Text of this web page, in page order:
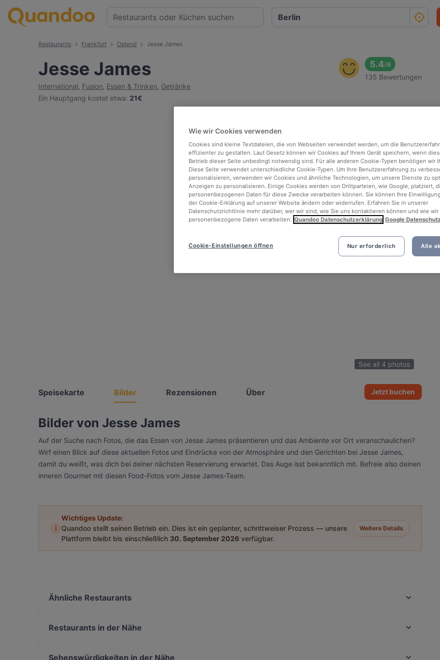
Restaurants Frankfurt Ostend Jesse James
Jesse James
International, Fusion, Essen & Trinken, Getränke
Ein Hauptgang kostet etwa: 21€
5.4/6
135 Bewertungen
See all 4 photos
Speisekarte Bilder Rezensionen Über Jetzt buchen
Bilder von Jesse James
Auf der Suche nach Fotos, die das Essen von Jesse James präsentieren und das Ambiente vor Ort veranschaulichen?
Wirf einen Blick auf diese aktuellen Fotos und Eindrücke von der Atmosphäre und den Gerichten bei Jesse James,
damit du weißt, was dich bei deiner nächsten Reservierung erwartet. Das Auge isst bekanntlich mit. Befreie also deinen
inneren Gourmet mit diesen Food-Fotos vom Jesse James-Team.
i
Wichtiges Update:
Quandoo stellt seinen Betrieb ein. Dies ist ein geplanter, schrittweiser Prozess — unsere
Plattform bleibt bis einschließlich 30. September 2026 verfügbar.
Weitere Details
Ähnliche Restaurants
Mu Kratha Thai BBQ
Restaurants in der Nähe
MINARI
Sehenswürdigkeiten in der Nähe
Wie wir Cookies verwenden
Cookies sind kleine Textdateien, die von Webseiten verwendet werden, um die
effizienter zu gestalten. Laut Gesetz können wir Cookies auf Ihrem Gerät speichern, wenn
Betrieb dieser Seite unbedingt notwendig sind. Für alle anderen Cookie-Typen benötigen wir
Diese Seite verwendet unterschiedliche Cookie-Typen. Um Ihre Benutzererfahrung zu
personalisieren, verwenden wir Cookies und ähnliche Technologien, um unsere Dienste zu
Anzeigen zu personalisieren. Einige Cookies werden von Drittparteien, wie Google, platziert,
personenbezogenen Daten für diese Zwecke verarbeiten können. Sie können Ihre
der Cookie-Erklärung auf unserer Website ändern oder widerrufen. Erfahren Sie in unserer
Datenschutzrichtlinie mehr darüber, wer wir sind, wie Sie uns kontaktieren können und wie wir
personenbezogene Daten verarbeiten. Quandoo Datenschutzerklärung Google
Nur erforderlich Alle
Cookie-Einstellungen öffnen